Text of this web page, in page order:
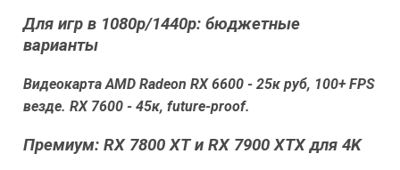
Для игр в 1080p/1440p: бюджетные
варианты
Видеокарта AMD Radeon RX 6600 - 25к руб, 100+ FPS
везде. RX 7600 - 45к, future-proof.
Премиум: RX 7800 XT и RX 7900 XTX для 4K